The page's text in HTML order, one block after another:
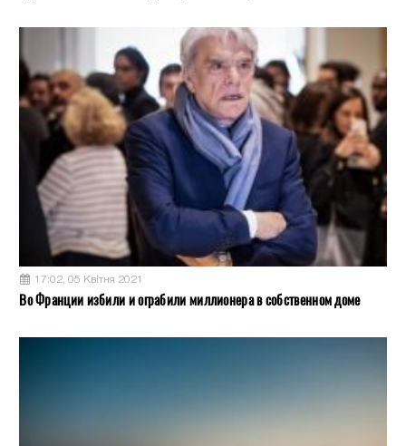
17:02, 05 Квітня 2021
Во Франции избили и ограбили миллионера в собственном доме